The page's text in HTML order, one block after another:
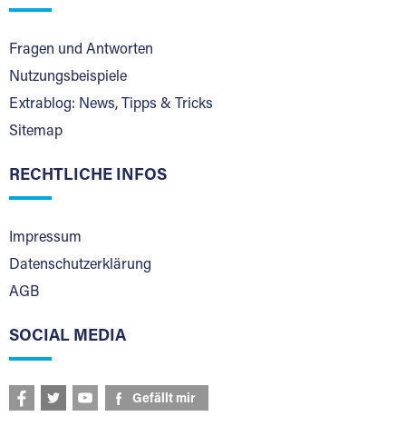
Fragen und Antworten
Nutzungsbeispiele
Extrablog: News, Tipps & Tricks
Sitemap
RECHTLICHE INFOS
Impressum
Datenschutzerklärung
AGB
SOCIAL MEDIA
Gefällt mir